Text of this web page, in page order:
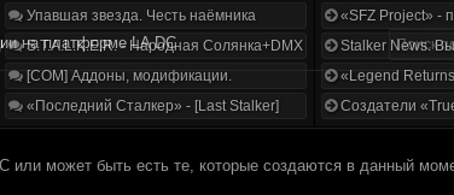
и отвага
Упавшая звезда. Честь наёмника
S.T.A.L.K.E.R. - Народная Солянка+DMX 1.3.5.ООП.МА.К.
[COM] Аддоны, модификации.
«Последний Сталкер» - [Last Stalker]
«SFZ Project» -
Stalker News.
«Legend
Создатели
на платформе LA DC
может быть есть те, которые создаются в данный